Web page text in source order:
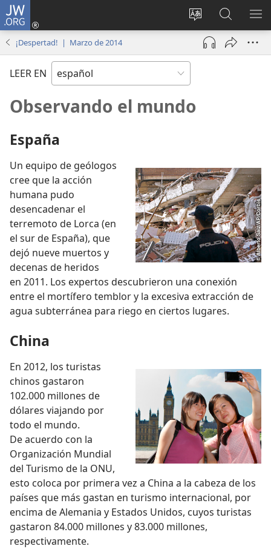
JW.ORG
Cambiar
idioma
del sitio
Iniciar
sesión
(abre
nueva
en
jw.org
¡Despertad! | Marzo de 2014
LEER EN
Observando el mundo
España
Un equipo de geólogos
cree que la acción
humana pudo
desencadenar el
terremoto de Lorca (en
el sur de España), que
dejó nueve muertos y
decenas de heridos
en 2011. Los expertos descubrieron una conexión
entre el mortífero temblor y la excesiva extracción de
agua subterránea para riego en ciertos lugares.
China
En 2012, los turistas
chinos gastaron
102.000 millones de
dólares viajando por
todo el mundo.
De acuerdo con la
Organización Mundial
del Turismo de la ONU,
esto coloca por primera vez a China a la cabeza de los
países que más gastan en turismo internacional, por
encima de Alemania y Estados Unidos, cuyos turistas
gastaron 84.000 millones y 83.000 millones,
respectivamente.